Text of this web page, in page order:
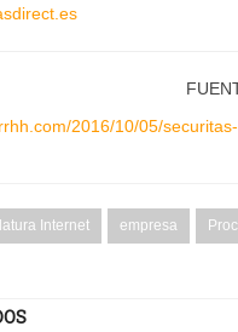
2016/10/05/
Internet empresa